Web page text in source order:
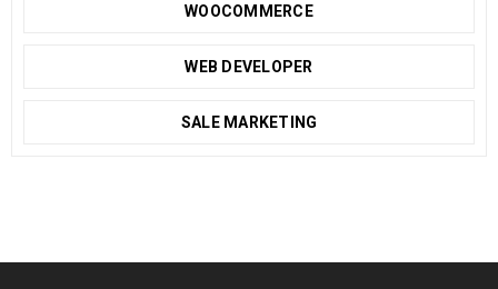
WOOCOMMERCE
WEB DEVELOPER
SALE MARKETING